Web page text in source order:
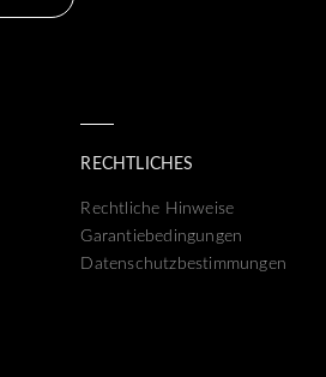
RECHTLICHES
Rechtliche Hinweise
Garantiebedingungen
Datenschutzbestimmungen